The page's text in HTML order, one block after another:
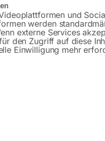
und
werden
externe Services
den Zugriff auf diese
Einwilligung mehr